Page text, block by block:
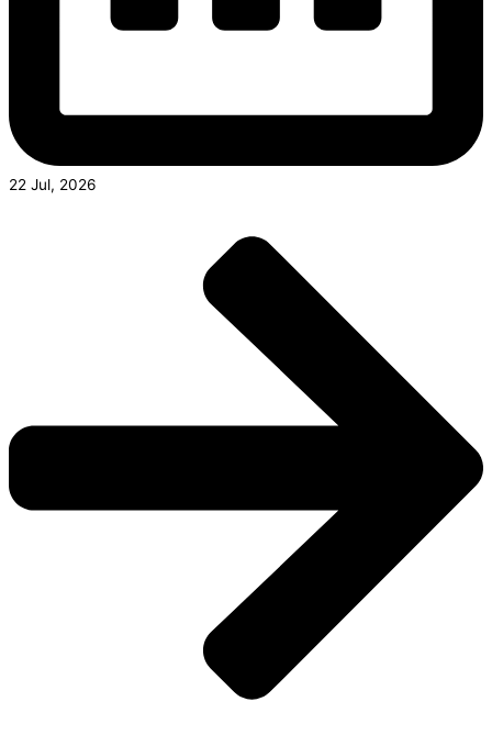
22 Jul, 2026